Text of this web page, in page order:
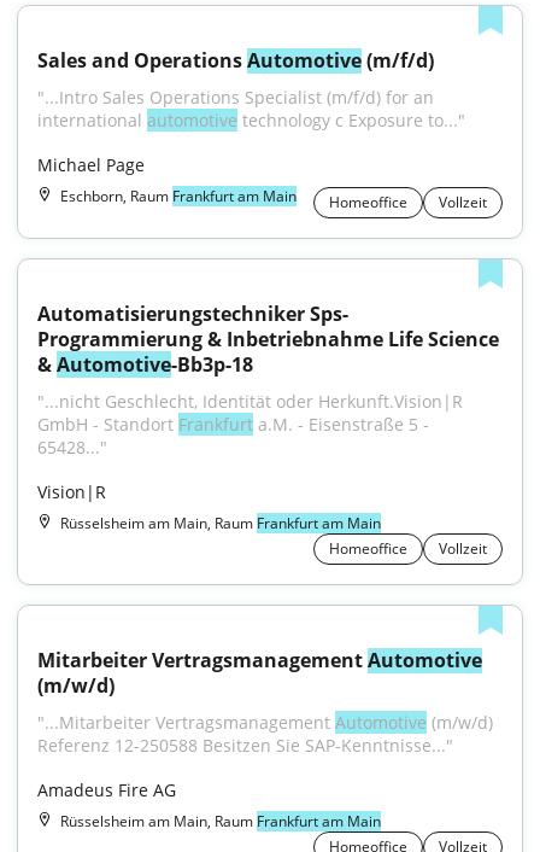
Sales and Operations Automotive (m/f/d)
"...Intro Sales Operations Specialist (m/f/d) for an
international automotive technology c Exposure to..."
Michael Page
Eschborn, Raum Frankfurt am Main Homeoffice Vollzeit
Automatisierungstechniker Sps-
Programmierung & Inbetriebnahme Life Science
& Automotive-Bb3p-18
"...nicht Geschlecht, Identität oder Herkunft.Vision|R
GmbH - Standort Frankfurt a.M. - Eisenstraße 5 -
65428..."
Vision|R
Rüsselsheim am Main, Raum Frankfurt am Main
Homeoffice
Vollzeit
Mitarbeiter Vertragsmanagement Automotive
(m/w/d)
"...Mitarbeiter Vertragsmanagement Automotive (m/w/d)
Referenz 12-250588 Besitzen Sie SAP-Kenntnisse..."
Amadeus Fire AG
Rüsselsheim am Main, Raum Frankfurt am Main
Homeoffice
Vollzeit